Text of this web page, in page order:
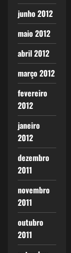
junho 2012
maio 2012
abril 2012
março 2012
fevereiro
2012
janeiro
2012
dezembro
2011
novembro
2011
outubro
2011